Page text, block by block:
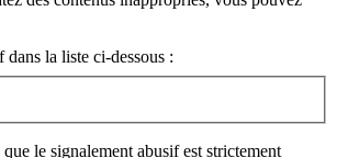
la liste ci-dessous :
le signalement abusif est strictement